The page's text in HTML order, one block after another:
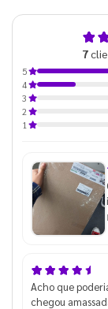
7
5
4
3
2
1
Acho que
chegou